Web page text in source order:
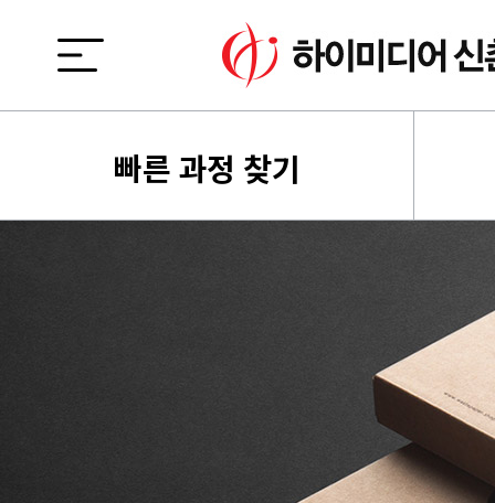
빠른 과정 찾기